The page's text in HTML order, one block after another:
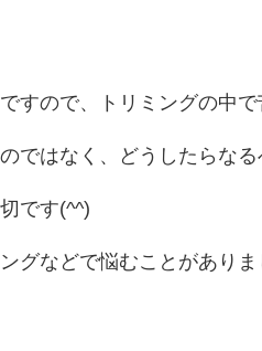
すので、トリミングの中
ではなく、どうしたらな
です(^^)
グなどで悩むことがあり